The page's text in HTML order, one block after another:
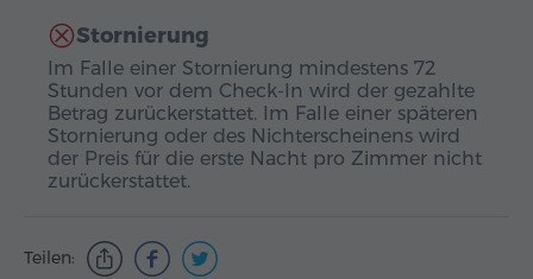
Stornierung
Im Falle einer Stornierung mindestens 72
Stunden vor dem Check-In wird der gezahlte
Betrag zurückerstattet. Im Falle einer späteren
Stornierung oder des Nichterscheinens wird
der Preis für die erste Nacht pro Zimmer nicht
zurückerstattet.
Teilen: